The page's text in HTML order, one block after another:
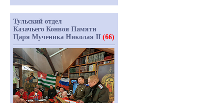
Тульский отдел
Казачьего Конвоя Памяти
Царя Мученика Николая II (66)